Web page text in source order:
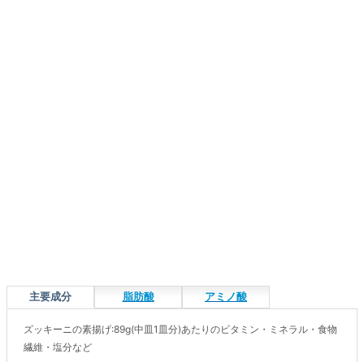
主要成分 脂肪酸 アミノ酸
ズッキーニの素揚げ:89g(中皿1皿分)あたりのビタミン・ミネラル・食物
繊維・塩分など